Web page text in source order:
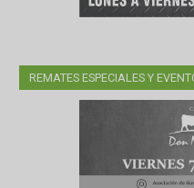
a
de
todos
lo
en
REMATES